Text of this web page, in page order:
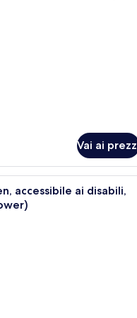
Vai ai
Camera d'albergo con due
accessibile ai disabili,